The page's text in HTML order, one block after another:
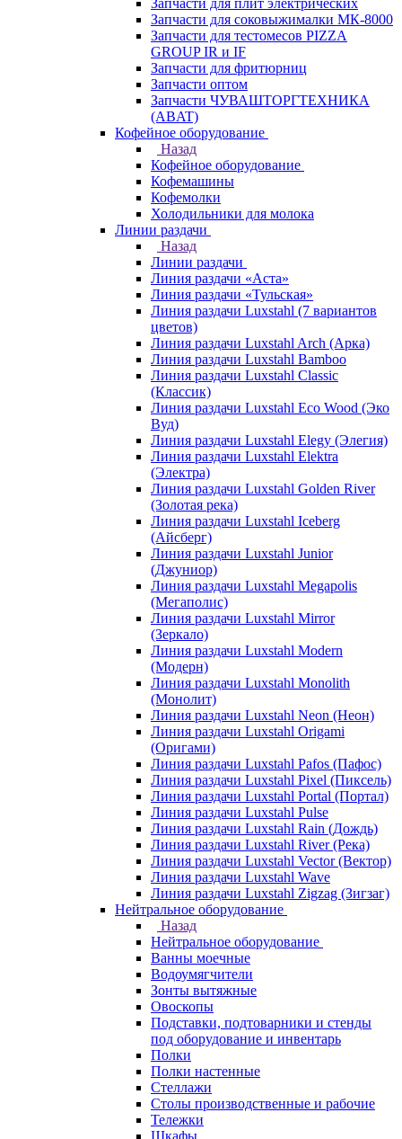
Запчасти для плит электрических
Запчасти для соковыжималки МК-8000
Запчасти для тестомесов PIZZA
GROUP IR и IF
Запчасти для фритюрниц
Запчасти оптом
Запчасти ЧУВАШТОРГТЕХНИКА
(ABAT)
Кофейное оборудование
Назад
Кофейное оборудование
Кофемашины
Кофемолки
Холодильники для молока
Линии раздачи
Назад
Линии раздачи
Линия раздачи «Аста»
Линия раздачи «Тульская»
Линия раздачи Luxstahl (7 вариантов
цветов)
Линия раздачи Luxstahl Arch (Арка)
Линия раздачи Luxstahl Bamboo
Линия раздачи Luxstahl Classic
(Классик)
Линия раздачи Luxstahl Eco Wood (Эко
Вуд)
Линия раздачи Luxstahl Elegy (Элегия)
Линия раздачи Luxstahl Elektra
(Электра)
Линия раздачи Luxstahl Golden River
(Золотая река)
Линия раздачи Luxstahl Iceberg
(Айсберг)
Линия раздачи Luxstahl Junior
(Джуниор)
Линия раздачи Luxstahl Megapolis
(Мегаполис)
Линия раздачи Luxstahl Mirror
(Зеркало)
Линия раздачи Luxstahl Modern
(Модерн)
Линия раздачи Luxstahl Monolith
(Монолит)
Линия раздачи Luxstahl Neon (Неон)
Линия раздачи Luxstahl Origami
(Оригами)
Линия раздачи Luxstahl Pafos (Пафос)
Линия раздачи Luxstahl Pixel (Пиксель)
Линия раздачи Luxstahl Portal (Портал)
Линия раздачи Luxstahl Pulse
Линия раздачи Luxstahl Rain (Дождь)
Линия раздачи Luxstahl River (Река)
Линия раздачи Luxstahl Vector (Вектор)
Линия раздачи Luxstahl Wave
Линия раздачи Luxstahl Zigzag (Зигзаг)
Нейтральное оборудование
Назад
Нейтральное оборудование
Ванны моечные
Водоумягчители
Зонты вытяжные
Овоскопы
Подставки, подтоварники и стенды
под оборудование и инвентарь
Полки
Полки настенные
Стеллажи
Столы производственные и рабочие
Тележки
Шкафы